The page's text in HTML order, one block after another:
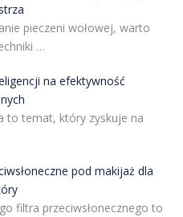
pieczeni wołowej, warto
…
na efektywność
to temat, który zyskuje na
pod makijaż dla
filtra przeciwsłonecznego to